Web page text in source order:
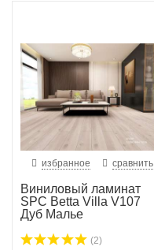
избранное сравнить
Виниловый ламинат
SPC Betta Villa V107
Дуб Малье
(2)